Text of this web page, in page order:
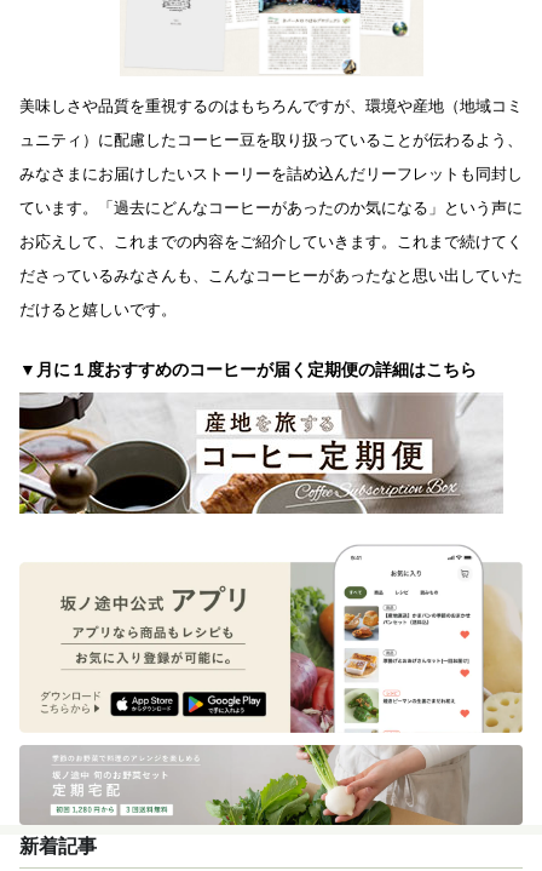
美味しさや品質を重視するのはもちろんですが、環境や産地（地域コミ
ュニティ）に配慮したコーヒー豆を取り扱っていることが伝わるよう、
みなさまにお届けしたいストーリーを詰め込んだリーフレットも同封し
ています。「過去にどんなコーヒーがあったのか気になる」という声に
お応えして、これまでの内容をご紹介していきます。これまで続けてく
ださっているみなさんも、こんなコーヒーがあったなと思い出していた
だけると嬉しいです。
▼月に１度おすすめのコーヒーが届く定期便の詳細はこちら
新着記事